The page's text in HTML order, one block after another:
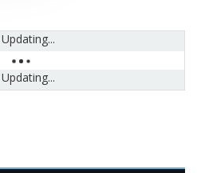
Updating...
Updating...